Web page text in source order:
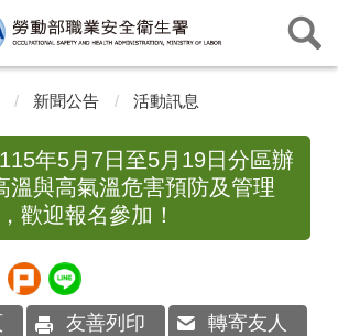
新聞公告 活動訊息
年5月7日至5月19日分區辦
溫與高氣溫危害預防及管理
歡迎報名參加！
友善列印 轉寄友人